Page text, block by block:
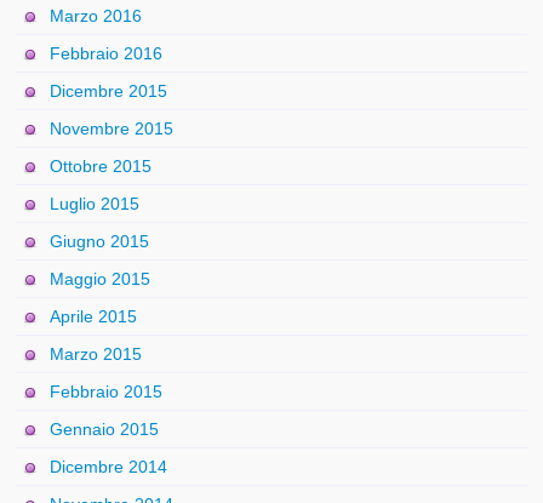
Marzo 2016
Febbraio 2016
Dicembre 2015
Novembre 2015
Ottobre 2015
Luglio 2015
Giugno 2015
Maggio 2015
Aprile 2015
Marzo 2015
Febbraio 2015
Gennaio 2015
Dicembre 2014